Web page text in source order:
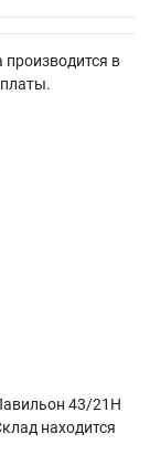
в
43/21Н
находится